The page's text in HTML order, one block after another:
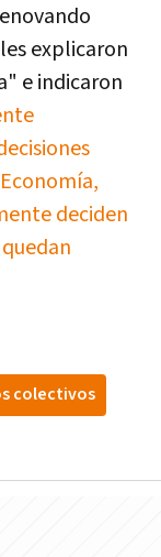
explicaron
e indicaron
deciden
colectivos